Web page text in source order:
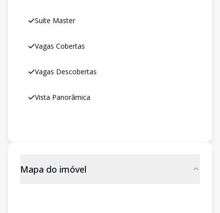
Suíte Master
Vagas Cobertas
Vagas Descobertas
Vista Panorâmica
Mapa do imóvel